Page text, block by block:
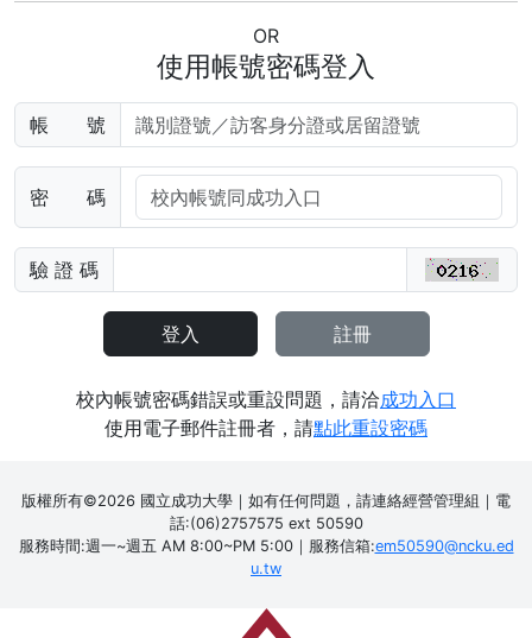
OR
使用帳號密碼登入
帳 號
密 碼
驗 證 碼
校內帳號密碼錯誤或重設問題，請洽成功入口
使用電子郵件註冊者，請點此重設密碼
版權所有©2026 國立成功大學｜如有任何問題，請連絡經營管理組｜電
話:(06)2757575 ext 50590
服務時間:週一~週五 AM 8:00~PM 5:00｜服務信箱:em50590@ncku.ed
u.tw